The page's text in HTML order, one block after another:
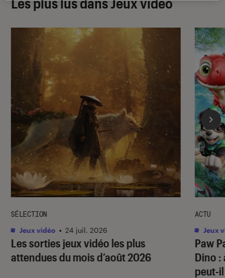
Les sorties jeux vidéo les plus
attendues du mois d’août 2026
SÉLECTION
Jeux vidéo • 24 juil. 2026
Paw
Dino :
peut-
ACTU
Jeux